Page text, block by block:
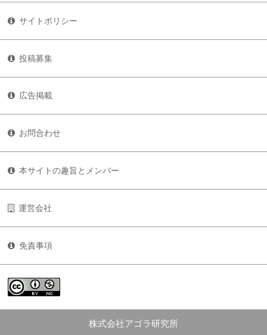
サイトポリシー
投稿募集
広告掲載
お問合わせ
本サイトの趣旨とメンバー
運営会社
免責事項
株式会社アゴラ研究所